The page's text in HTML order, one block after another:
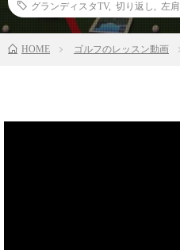
グランディスタTV, 切り返し 左肩
HOME ゴルフのレッスン動画